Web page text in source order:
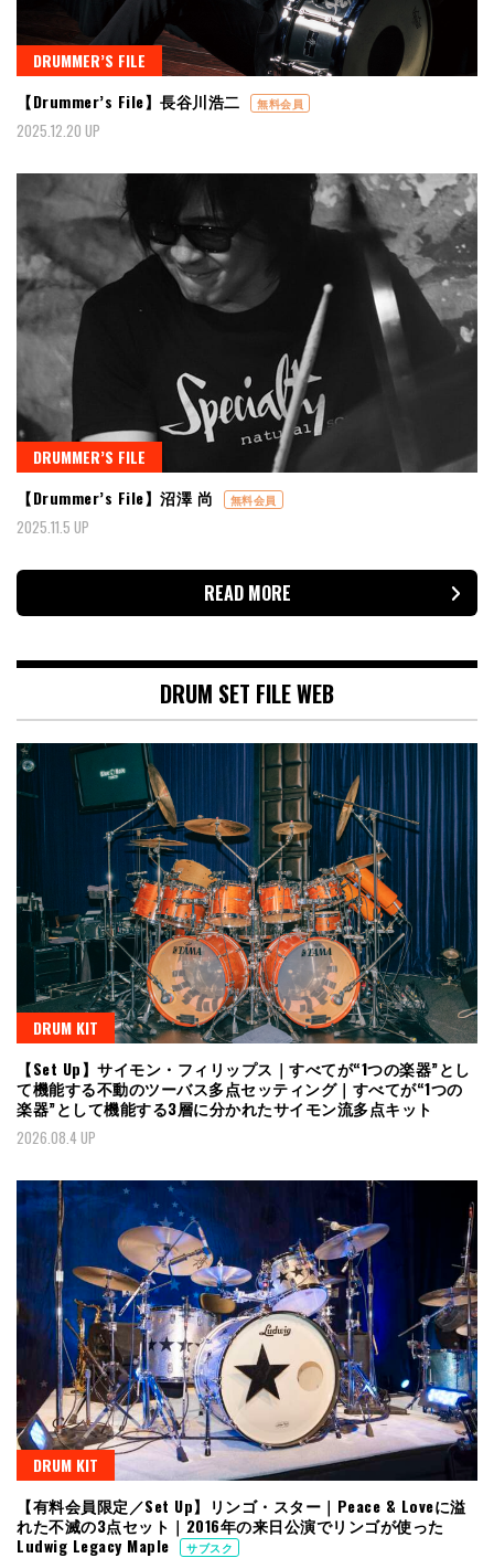
DRUMMER’S FILE
【Drummer’s File】長谷川浩二
無料会員
2025.12.20 UP
DRUMMER’S FILE
【Drummer’s File】沼澤 尚
無料会員
2025.11.5 UP
READ MORE
DRUM SET FILE WEB
DRUM KIT
【Set Up】サイモン・フィリップス｜すべてが“1つの楽器”とし
て機能する不動のツーバス多点セッティング｜すべてが“1つの
楽器”として機能する3層に分かれたサイモン流多点キット
2026.08.4 UP
DRUM KIT
【有料会員限定／Set Up】リンゴ・スター｜Peace & Loveに溢
れた不滅の3点セット｜2016年の来日公演でリンゴが使った
Ludwig Legacy Maple
サブスク